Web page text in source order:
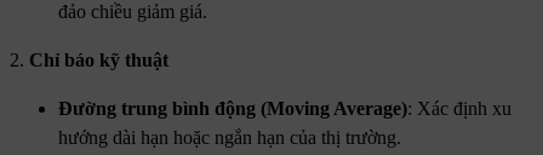
đảo chiều giảm giá.
2. Chỉ báo kỹ thuật
Đường trung bình động (Moving Average): Xác định xu
hướng dài hạn hoặc ngắn hạn của thị trường.